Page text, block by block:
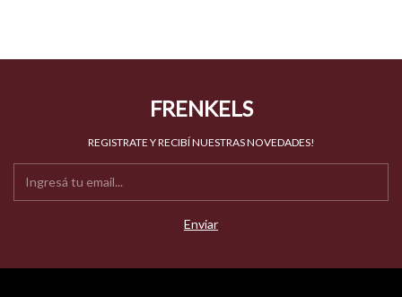
FRENKELS
REGISTRATE Y RECIBÍ NUESTRAS NOVEDADES!